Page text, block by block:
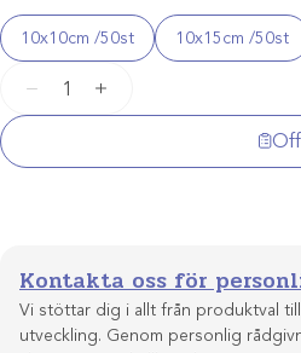
10x10cm /50st 10x15cm /50st
Evercare
Abs-
förband
+
Kontakta oss för
Vi stöttar dig i allt från produktval
utveckling. Genom personlig